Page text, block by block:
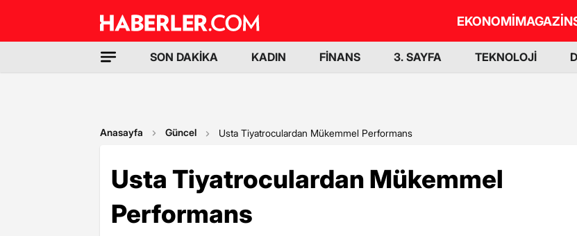
EKONOMİMAGAZİN
SON DAKİKA KADIN FİNANS 3. SAYFA TEKNOLOJİ
Anasayfa Güncel Usta Tiyatroculardan Mükemmel Performans
Usta Tiyatroculardan Mükemmel
Performans